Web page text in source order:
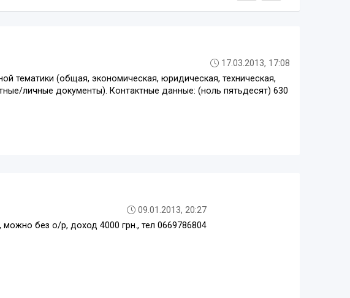
17.03.2013, 17:08
тематики (общая, экономическая, юридическая, техническая,
личные документы). Контактные данные: (ноль пятьдесят) 630
09.01.2013, 20:27
без о/р, доход 4000 грн., тел 0669786804